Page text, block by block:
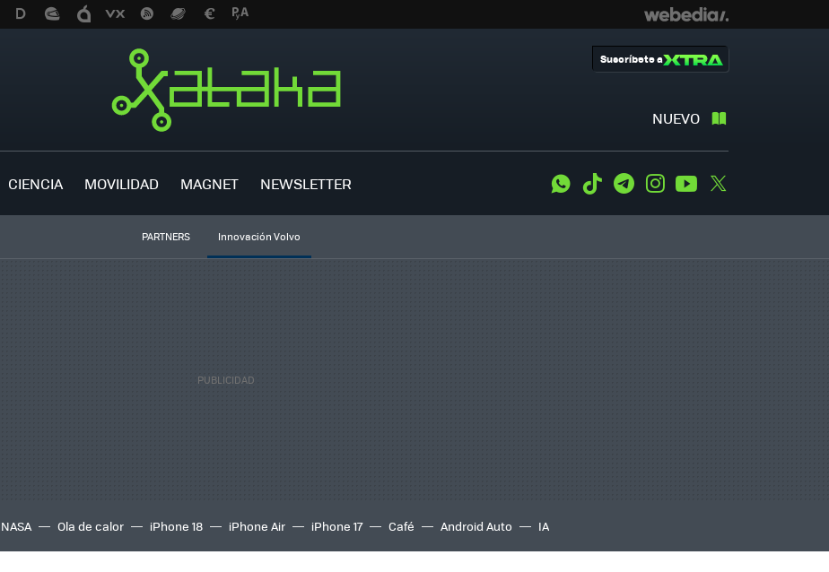
NUEVO
Suscríbete a
CIENCIA MOVILIDAD MAGNET NEWSLETTER WhatsApp
Tiktok TelegramInstagramYoutube
PARTNERS Innovación Volvo
NASA Ola de calor iPhone 18 iPhone Air iPhone 17 Café Android Auto IA